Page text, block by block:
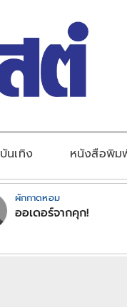
บันเทิง หนังสือพิม
ผักกาดหอม
ออเดอร์จากคุก!